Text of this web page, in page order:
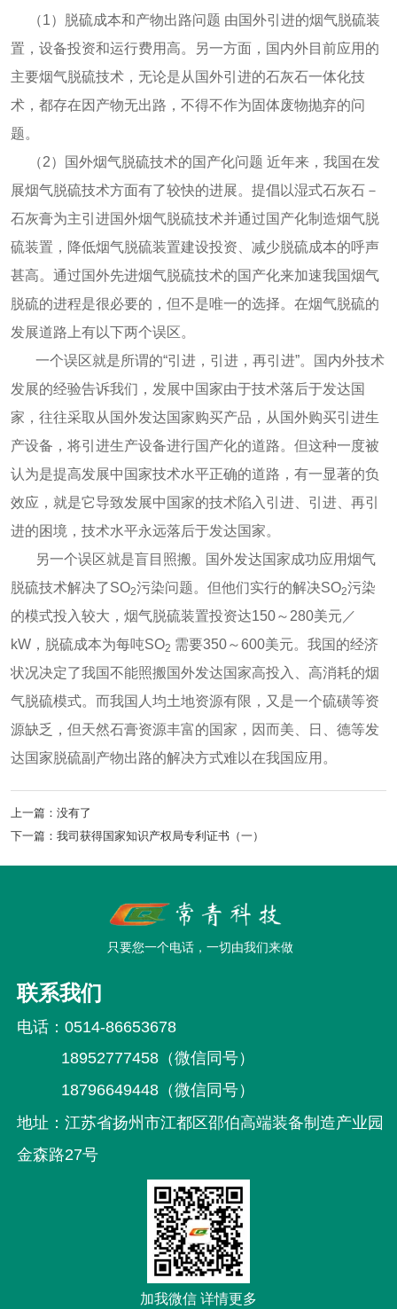
（1）脱硫成本和产物出路问题 由国外引进的烟气脱硫装
置，设备投资和运行费用高。另一方面，国内外目前应用的
主要烟气脱硫技术，无论是从国外引进的石灰石一体化技
术，都存在因产物无出路，不得不作为固体废物抛弃的问
题。
（2）国外烟气脱硫技术的国产化问题 近年来，我国在发
展烟气脱硫技术方面有了较快的进展。提倡以湿式石灰石－
石灰膏为主引进国外烟气脱硫技术并通过国产化制造烟气脱
硫装置，降低烟气脱硫装置建设投资、减少脱硫成本的呼声
甚高。通过国外先进烟气脱硫技术的国产化来加速我国烟气
脱硫的进程是很必要的，但不是唯一的选择。在烟气脱硫的
发展道路上有以下两个误区。
一个误区就是所谓的“引进，引进，再引进”。国内外技术
发展的经验告诉我们，发展中国家由于技术落后于发达国
家，往往采取从国外发达国家购买产品，从国外购买引进生
产设备，将引进生产设备进行国产化的道路。但这种一度被
认为是提高发展中国家技术水平正确的道路，有一显著的负
效应，就是它导致发展中国家的技术陷入引进、引进、再引
进的困境，技术水平永远落后于发达国家。
另一个误区就是盲目照搬。国外发达国家成功应用烟气
脱硫技术解决了SO2污染问题。但他们实行的解决SO2污染
的模式投入较大，烟气脱硫装置投资达150～280美元／
kW，脱硫成本为每吨SO2 需要350～600美元。我国的经济
状况决定了我国不能照搬国外发达国家高投入、高消耗的烟
气脱硫模式。而我国人均土地资源有限，又是一个硫磺等资
源缺乏，但天然石膏资源丰富的国家，因而美、日、德等发
达国家脱硫副产物出路的解决方式难以在我国应用。
上一篇： 没有了
下一篇： 我司获得国家知识产权局专利证书（一）
只要您一个电话，一切由我们来做
联系我们
电话： 0514-86653678
18952777458（微信同号）
18796649448（微信同号）
地址： 江苏省扬州市江都区邵伯高端装备制造产业园
金森路27号
加我微信 详情更多